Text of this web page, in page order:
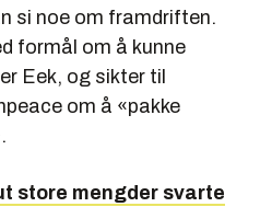
si noe om framdriften.
formål om å kunne
Eek, og sikter til
om å «pakke
store mengder svarte